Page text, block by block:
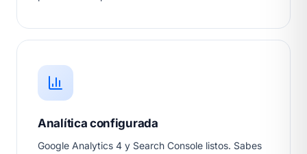
Analítica configurada
Google Analytics 4 y Search Console listos. Sabes